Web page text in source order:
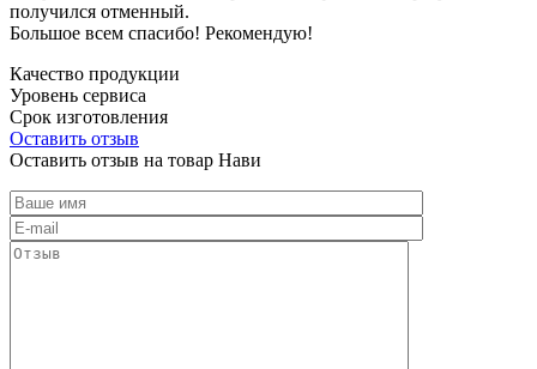
получился отменный.
Большое всем спасибо! Рекомендую!
Качество продукции
Уровень сервиса
Срок изготовления
Оставить отзыв
Оставить отзыв на товар Нави